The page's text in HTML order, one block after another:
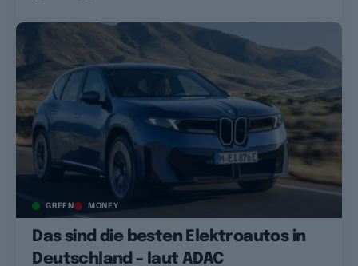
GREEN MONEY
Das sind die besten Elektroautos in
Deutschland – laut ADAC